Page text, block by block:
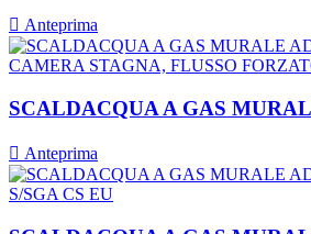
 Anteprima
SCALDACQUA A GAS
 Anteprima